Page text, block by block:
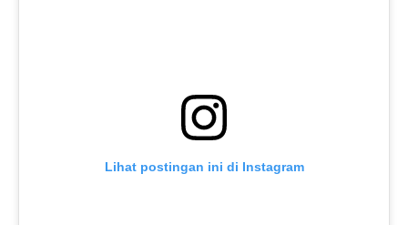
Lihat postingan ini di Instagram